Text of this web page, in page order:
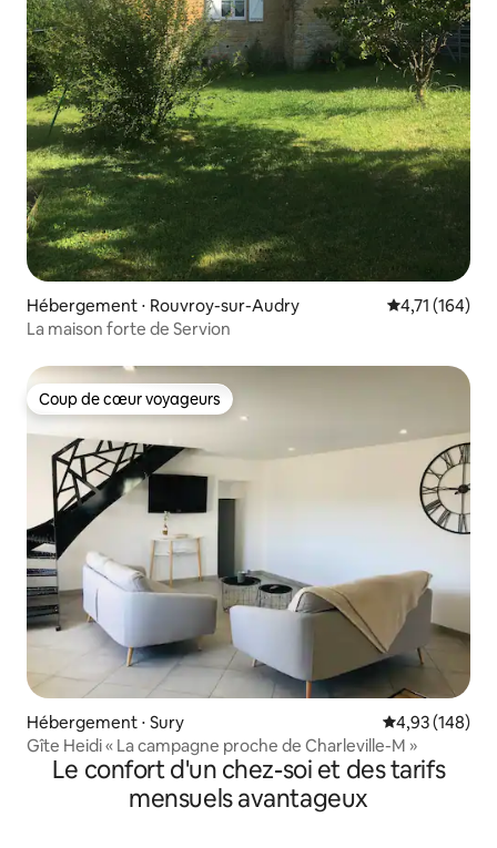
Hébergement ⋅ Rouvroy-sur-Audry Évaluation
4,71 (164)
La maison forte de Servion
Coup de cœur voyageurs
Coup de cœur voyageurs
Hébergement ⋅ Sury Évaluation
4,93 (148)
Gîte Heidi « La campagne proche de Charleville-M »
Le confort d'un chez-soi et des tarifs
mensuels avantageux